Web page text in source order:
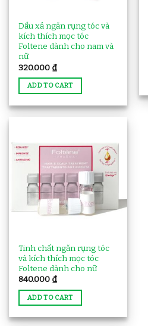
Dầu xả ngăn rụng tóc và
kích thích mọc tóc
Foltene dành cho nam và
nữ
320.000 ₫
ADD TO CART
Tinh chất ngăn rụng tóc
và kích thích mọc tóc
Foltene dành cho nữ
840.000 ₫
ADD TO CART